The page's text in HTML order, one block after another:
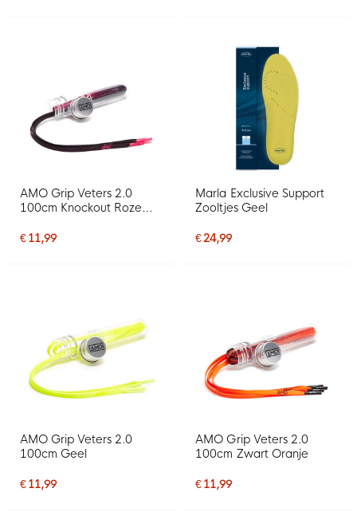
AMO Grip Veters 2.0
100cm Knockout Roze
€ 11,99
Marla Exclusive Support
Zooltjes Geel
€ 24,99
AMO Grip Veters 2.0
100cm Geel
€ 11,99
AMO Grip Veters 2.0
100cm Zwart Oranje
€ 11,99